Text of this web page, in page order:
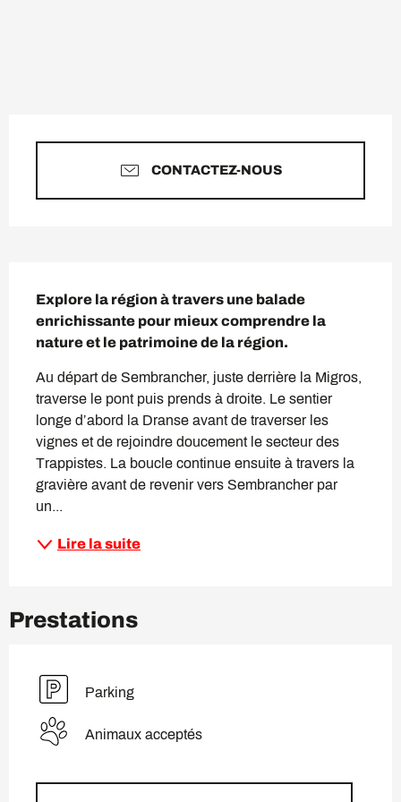
CONTACTEZ-NOUS
Explore la région à travers une balade
enrichissante pour mieux comprendre la
nature et le patrimoine de la région.
Au départ de Sembrancher, juste derrière la Migros,
traverse le pont puis prends à droite. Le sentier
longe d’abord la Dranse avant de traverser les
vignes et de rejoindre doucement le secteur des
Trappistes. La boucle continue ensuite à travers la
gravière avant de revenir vers Sembrancher par
un...
Lire la suite
Prestations
Parking
Animaux acceptés